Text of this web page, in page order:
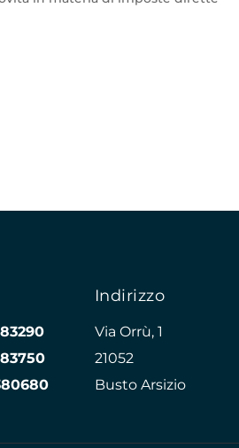
Indirizzo
Via Orrù, 1
21052
Busto Arsizio